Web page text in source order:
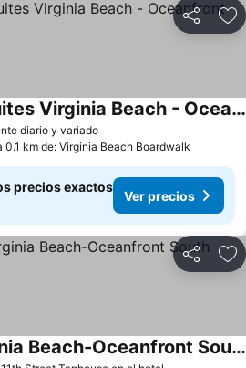
Compartir
diario y variado
Coastal Hotel & Suites Virginia Beach - Oceanfront
0.1 km de: Virginia Beach Boardwalk
precios exactos
Ver precios
Compartir
Hampton Inn Virginia Beach-Oceanfront South